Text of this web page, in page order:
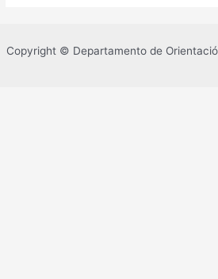
Copyright © Departamento de